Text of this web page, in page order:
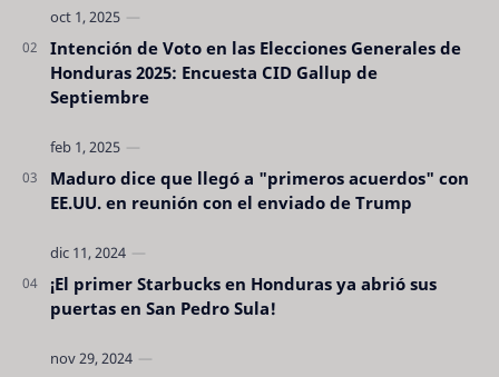
Intención de Voto en las Elecciones Generales de
Honduras 2025: Encuesta CID Gallup de
Septiembre
Maduro dice que llegó a "primeros acuerdos" con
EE.UU. en reunión con el enviado de Trump
¡El primer Starbucks en Honduras ya abrió sus
puertas en San Pedro Sula!